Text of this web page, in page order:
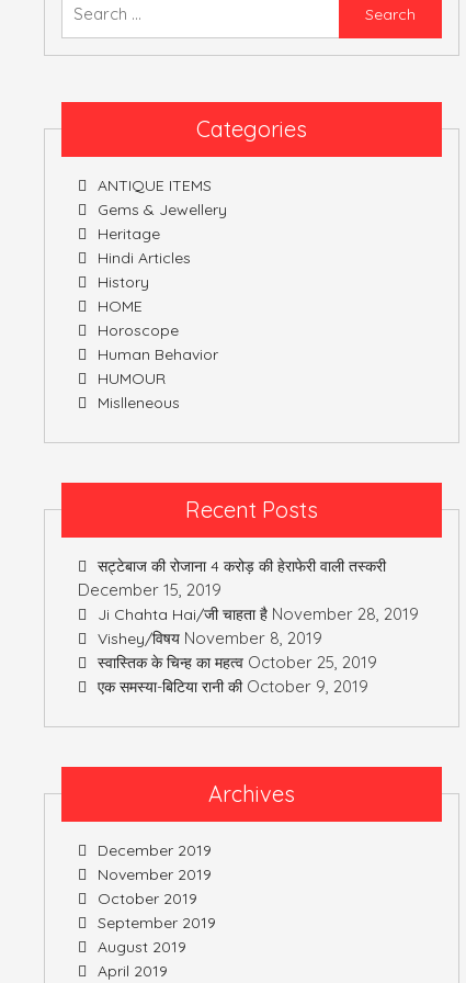
ATULNIYA
Categories
ANTIQUE ITEMS
Gems & Jewellery
Heritage
Hindi Articles
History
HOME
Horoscope
Human Behavior
HUMOUR
Mislleneous
Recent Posts
सट्टेबाज की रोजाना 4 करोड़ की हेराफेरी वाली तस्करी
December 15, 2019
Ji Chahta Hai/जी चाहता है November 28, 2019
Vishey/विषय November 8, 2019
स्वास्तिक के चिन्ह का महत्व October 25, 2019
एक समस्या-बिटिया रानी की October 9, 2019
Archives
December 2019
November 2019
October 2019
September 2019
August 2019
April 2019